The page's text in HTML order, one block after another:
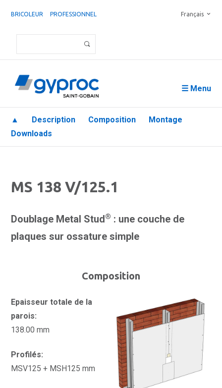
BRICOLEUR PROFESSIONNEL Français
☰ Menu
▲ Description Composition
Montage
Downloads
MS 138 V/125.1
Doublage Metal Stud® : une couche de
plaques sur ossature simple
Composition
Epaisseur totale de la
parois:
138.00 mm
Profilés:
MSV125 + MSH125 mm